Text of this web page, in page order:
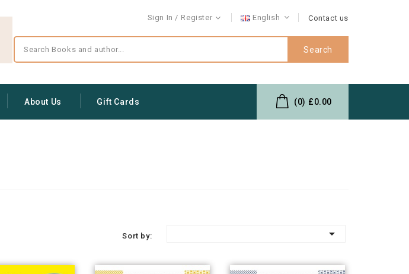
Sign In Register English Contact us
Search
About Us Gift Cards (0) £0.00
Sort by: 